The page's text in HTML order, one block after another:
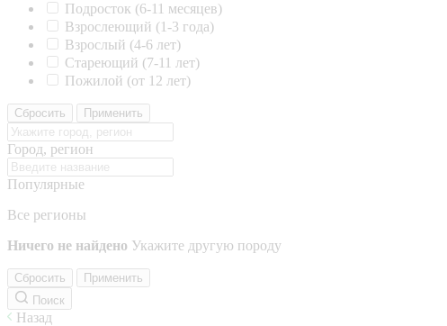
Подросток (6-11 месяцев)
Взрослеющий (1-3 года)
Взрослый (4-6 лет)
Стареющий (7-11 лет)
Пожилой (от 12 лет)
Сбросить Применить
Город, регион
Популярные
Все регионы
Ничего не найдено Укажите другую породу
Сбросить
Применить
Поиск
Назад